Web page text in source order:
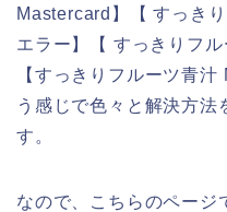
Mastercard】【 すっき
エラー】【 すっきりフ
【すっきりフルーツ青
う感じで色々と解決方法
す。
なので、こちらのページ